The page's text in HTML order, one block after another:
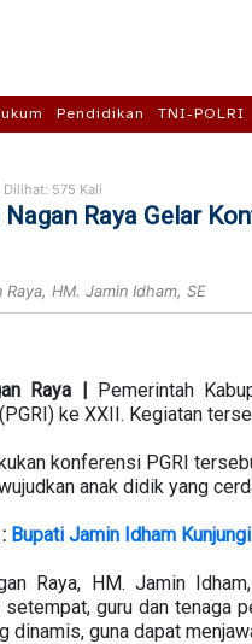
Pendidikan TNI-POLRI
Dilihat: 575 Kali
Nagan Raya Gelar
Raya, HM. Jamin Idham, SE
Raya | Pemerintah
ke XXII. Kegiatan
konferensi PGRI
anak didik yang
Bupati Jamin Idham
Raya, HM. Jamin
setempat, guru dan tenaga
dinamis, guna dapat